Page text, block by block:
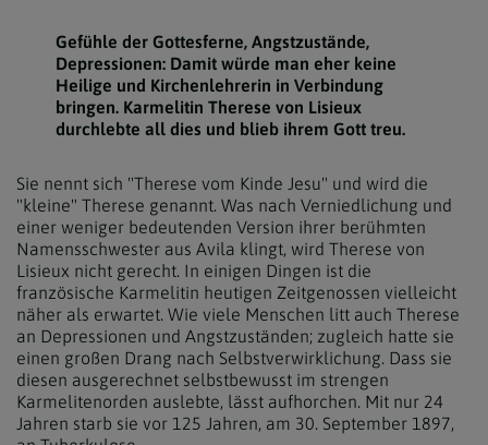
Gefühle der Gottesferne, Angstzustände,
Depressionen: Damit würde man eher keine
Heilige und Kirchenlehrerin in Verbindung
bringen. Karmelitin Therese von Lisieux
durchlebte all dies und blieb ihrem Gott treu.
Sie nennt sich "Therese vom Kinde Jesu" und wird die
"kleine" Therese genannt. Was nach Verniedlichung und
einer weniger bedeutenden Version ihrer berühmten
Namensschwester aus Avila klingt, wird Therese von
Lisieux nicht gerecht. In einigen Dingen ist die
französische Karmelitin heutigen Zeitgenossen vielleicht
näher als erwartet. Wie viele Menschen litt auch Therese
an Depressionen und Angstzuständen; zugleich hatte sie
einen großen Drang nach Selbstverwirklichung. Dass sie
diesen ausgerechnet selbstbewusst im strengen
Karmelitenorden auslebte, lässt aufhorchen. Mit nur 24
Jahren starb sie vor 125 Jahren, am 30. September 1897,